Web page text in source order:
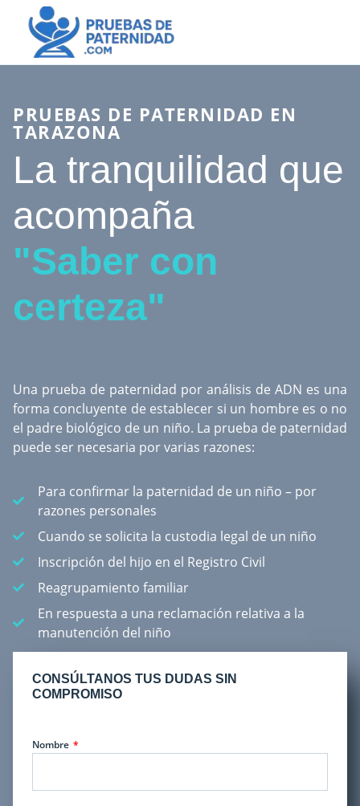
PRUEBAS DE PATERNIDAD EN
TARAZONA
La tranquilidad que
acompaña
"Saber con
certeza"
Una prueba de paternidad por análisis de ADN es una
forma concluyente de establecer si un hombre es o no
el padre biológico de un niño. La prueba de paternidad
puede ser necesaria por varias razones:
Para confirmar la paternidad de un niño – por
razones personales
Cuando se solicita la custodia legal de un niño
Inscripción del hijo en el Registro Civil
Reagrupamiento familiar
En respuesta a una reclamación relativa a la
manutención del niño
CONSÚLTANOS TUS DUDAS SIN
COMPROMISO
Nombre